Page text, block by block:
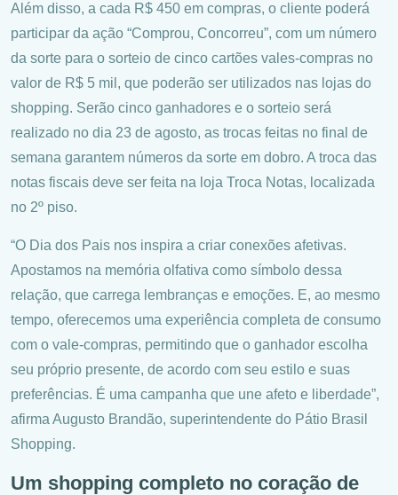
Além disso, a cada R$ 450 em compras, o cliente poderá
participar da ação “Comprou, Concorreu”, com um número
da sorte para o sorteio de cinco cartões vales-compras no
valor de R$ 5 mil, que poderão ser utilizados nas lojas do
shopping. Serão cinco ganhadores e o sorteio será
realizado no dia 23 de agosto, as trocas feitas no final de
semana garantem números da sorte em dobro. A troca das
notas fiscais deve ser feita na loja Troca Notas, localizada
no 2º piso.
“O Dia dos Pais nos inspira a criar conexões afetivas.
Apostamos na memória olfativa como símbolo dessa
relação, que carrega lembranças e emoções. E, ao mesmo
tempo, oferecemos uma experiência completa de consumo
com o vale-compras, permitindo que o ganhador escolha
seu próprio presente, de acordo com seu estilo e suas
preferências. É uma campanha que une afeto e liberdade”,
afirma Augusto Brandão, superintendente do Pátio Brasil
Shopping.
Um shopping completo no coração de